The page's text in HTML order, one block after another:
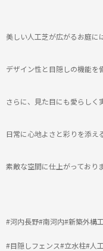
美しい人工芝が広がるお庭には
デザイン性と目隠しの機能を
さらに、見た目にも愛らしく
日常に心地よさと彩りを添える
素敵な空間に仕上がっておりま
#河内長野#南河内#新築外構
#目隠しフェンス#立水柱#人